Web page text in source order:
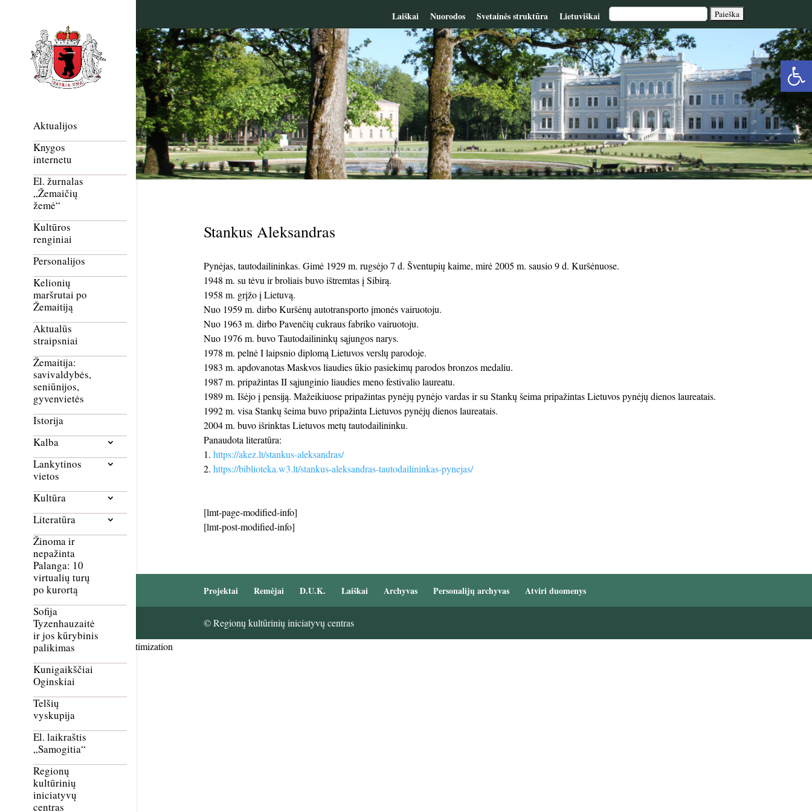
Laiškai Nuorodos Svetainės struktūra Lietuviškai
Aktualijos
Knygos
internetu
El. žurnalas
„Žemaičių
žemė“
Kultūros
renginiai
Personalijos
Kelionių
maršrutai po
Žemaitiją
Aktualūs
straipsniai
Žemaitija:
savivaldybės,
seniūnijos,
gyvenvietės
Istorija
Kalba
Lankytinos
vietos
Kultūra
Literatūra
Žinoma ir
nepažinta
Palanga: 10
virtualių turų
po kurortą
Sofija
Tyzenhauzaitė
ir jos kūrybinis
palikimas
Kunigaikščiai
Oginskiai
Telšių
vyskupija
El. laikraštis
„Samogitia“
Regionų
kultūrinių
iniciatyvų
centras
Stankus Aleksandras
Pynėjas, tautodailininkas. Gimė 1929 m. rugsėjo 7 d. Šventupių kaime, mirė 2005 m. sausio 9 d. Kuršėnuose.
1948 m. su tėvu ir broliais buvo ištremtas į Sibirą.
1958 m. grįžo į Lietuvą.
Nuo 1959 m. dirbo Kuršėnų autotransporto įmonės vairuotoju.
Nuo 1963 m. dirbo Pavenčių cukraus fabriko vairuotoju.
Nuo 1976 m. buvo Tautodailininkų sąjungos narys.
1978 m. pelnė I laipsnio diplomą Lietuvos verslų parodoje.
1983 m. apdovanotas Maskvos liaudies ūkio pasiekimų parodos bronzos medaliu.
1987 m. pripažintas II sąjunginio liaudies meno festivalio laureatu.
1989 m. Išėjo į pensiją. Mažeikiuose pripažintas pynėjų pynėjo vardas ir su Stankų šeima pripažintas Lietuvos pynėjų dienos laureatais.
1992 m. visa Stankų šeima buvo pripažinta Lietuvos pynėjų dienos laureatais.
2004 m. buvo išrinktas Lietuvos metų tautodailininku.
Panaudota literatūra:
https://akez.lt/stankus-aleksandras/
https://biblioteka.w3.lt/stankus-aleksandras-tautodailininkas-pynejas/
[lmt-page-modified-info]
[lmt-post-modified-info]
Projektai Remėjai D.U.K. Laiškai Archyvas Personalijų archyvas Atviri duomenys
© Regionų kultūrinių iniciatyvų centras
Smush Image Compression and Optimization